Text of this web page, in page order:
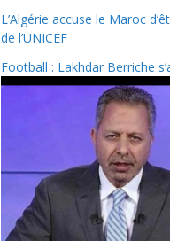
L’Algérie accuse le Maroc
de l’UNICEF
Football : Lakhdar Berriche